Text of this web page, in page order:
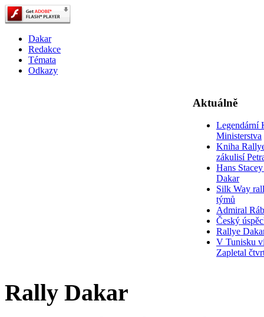
Dakar
Redakce
Témata
Odkazy
Aktuálně
Legendární
Ministerstva
Kniha
zákulisí
Hans
Dakar
Silk Way
týmů
Admiral
Český
Rallye
V Tunisku
Zapletal
Rally Dakar